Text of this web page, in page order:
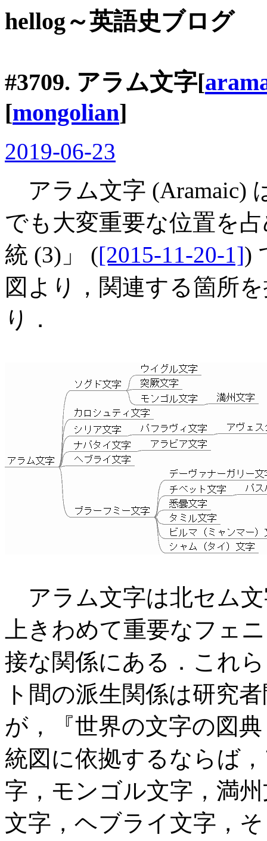
hellog～英語史ブログ
#3709. アラム文字[
[mongolian]
2019-06-23
アラム文字 (Aramaic)
でも大変重要な位置を
統 (3)」 ([2015-11-20-1])
図より，関連する箇所
り．
アラム文字は北セム
上きわめて重要なフェ
接な関係にある．これ
ト間の派生関係は研究
が，『世界の文字の図
統図に依拠するならば
字，モンゴル文字，満
文字，ヘブライ文字，